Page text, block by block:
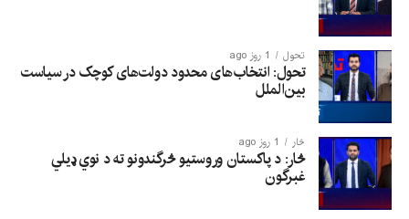
تحول 1 روز ago
تحول: انتخاب‌های محدود دولت‌های کوچک در سیاست
بین‌الملل
څار 1 روز ago
څار: د پاکستان وروستیو څرگندونو ته د نوي ډیلي
غبرگون